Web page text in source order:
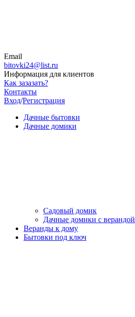
Email
bitovki24@list.ru
Информация для клиентов
Как зазазать?
Контакты
Вход/Регистрация
Дачные бытовки
Дачные домики
Садовый домик
Дачные домики с верандой
Веранды к дому
Бытовки под ключ